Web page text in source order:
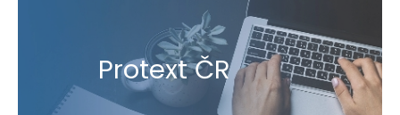
Protext ČR